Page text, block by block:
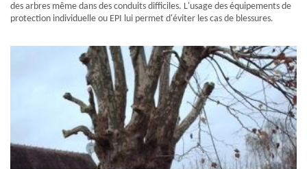
des arbres même dans des conduits difficiles. L'usage des équipements de
protection individuelle ou EPI lui permet d'éviter les cas de blessures.